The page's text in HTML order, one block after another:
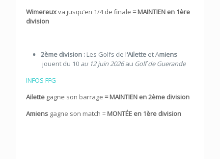
Wimereuxva jusqu’en 1/4 de finale = MAINTIEN en 1ère
division
2ème division : Les Golfs de l‘Ailette et Amiens
jouent du 10 au 12 juin 2026au Golf de Guerande
INFOS FFG
Ailette gagne son barrage = MAINTIEN en 2ème division
Amiens gagne son match = MONTÉE en 1ère division